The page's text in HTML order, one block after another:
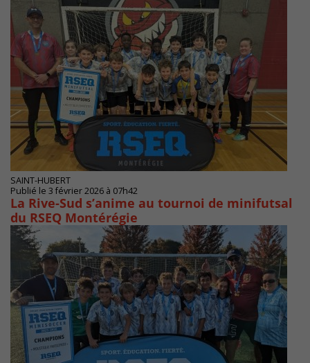
SAINT-HUBERT
Publié le 3 février 2026 à 07h42
La Rive-Sud s’anime au tournoi de minifutsal
du RSEQ Montérégie